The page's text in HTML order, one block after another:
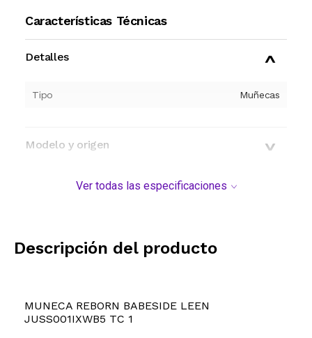
Características Técnicas
Detalles
Tipo Muñecas
Modelo y origen
Ver todas las especificaciones
Descripción del producto
MUNECA REBORN BABESIDE LEEN
JUSS001IXWB5 TC 1